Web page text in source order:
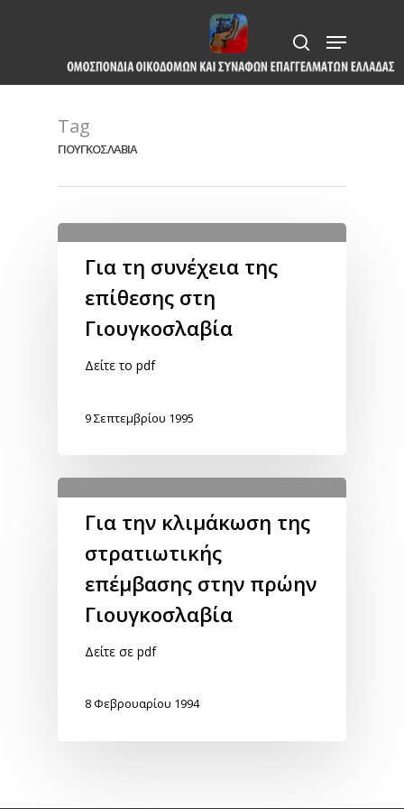
content
search
Menu
Tag
ΓΙΟΥΓΚΟΣΛΑΒΙΑ
Για τη συνέχεια της
επίθεσης στη
Γιουγκοσλαβία
Δείτε το pdf
9 Σεπτεμβρίου 1995
Για την κλιμάκωση της
στρατιωτικής
επέμβασης στην πρώην
Γιουγκοσλαβία
Δείτε σε pdf
8 Φεβρουαρίου 1994